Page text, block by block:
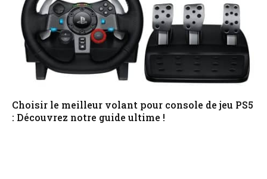
Choisir le meilleur volant pour console de jeu PS5
: Découvrez notre guide ultime !